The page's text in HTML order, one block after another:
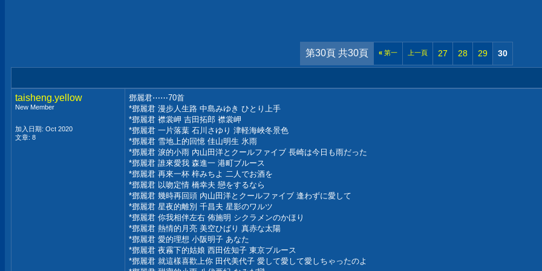
第30頁 共30頁 « 第一 上一頁 27 28 29 30
taisheng.yellow
New Member
加入日期: Oct 2020
文章: 8
鄧麗君⋯⋯70首
*鄧麗君 漫步人生路 中島みゆき ひとり上手
*鄧麗君 襟裳岬 吉田拓郎 襟裳岬
*鄧麗君 一片落葉 石川さゆり 津軽海峽冬景色
*鄧麗君 雪地上的回憶 佳山明生 氷雨
*鄧麗君 淚的小雨 內山田洋とクールファイブ 長崎は今日も雨だった
*鄧麗君 誰來愛我 森進一 港町ブルース
*鄧麗君 再來一杯 梓みちよ 二人でお酒を
*鄧麗君 以吻定情 橋幸夫 戀をするなら
*鄧麗君 幾時再回頭 內山田洋とクールファイブ 逢わずに愛して
*鄧麗君 星夜的離別 千昌夫 星影のワルツ
*鄧麗君 你我相伴左右 佈施明 シクラメンのかほり
*鄧麗君 熱情的月亮 美空ひばり 真赤な太陽
*鄧麗君 愛的理想 小阪明子 あなた
*鄧麗君 夜霧下的姑娘 西田佐知子 東京ブルース
*鄧麗君 就這樣喜歡上你 田代美代子 愛して愛して愛しちゃったのよ